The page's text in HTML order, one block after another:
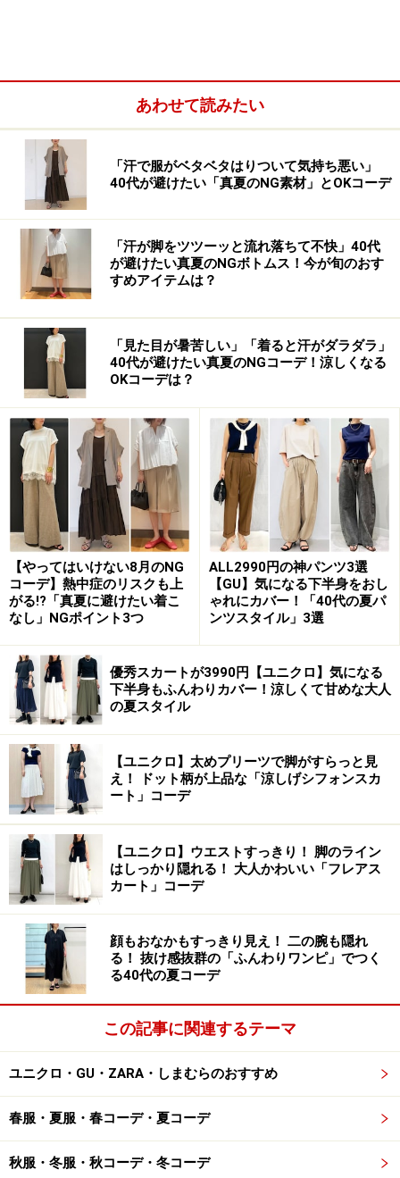
visのプチプラシャツと色を揃えてワントーンコーデに 出
典：WEAR
コーディネートに取り入れやすいハイブランドのアイテ
ムといえば、やっぱりバッグ。中でもエルメスのバッグ
は知らない人がいない、有名アイテムですよね。
でも、こなれ感のあるおしゃれがトレンド全盛の今、エ
ルメスのバッグだけが目立ってしまうようなコーディネ
ートは、ちょっと古い印象になってしまうかも。コンサ
バ派の人に人気が高いイメージのエルメスですが、アラ
フォー女性が今、おしゃれに取り入れるなら、洋服のカ
ラーとバッグのカラーを馴染ませたワントーンコーデは
いかがですか？ 写真のように5000円以下のプチプラシャ
ツとデニムのコーデに、ブルーのバッグで色を合わせる
と、ブランドを強調しすぎず、今っぽく抜け感のある仕
上がりになっておすすめです。
2. カジュアルな秋色コーデにロゴバッグで
アクセントを
シンプルなシャツコーデには、ロゴ入りバッグがアクセント
に 出典：WEAR
プチプラアイテムは、デザインや色使いにはあまり凝っ
ていない分、どこかで見たような雰囲気のアイテムも多
く、シンプルなワンツーコーデだと無難な印象にもなり
やすいという一面も……。そんな時に合わせたいのが、エ
ルメスのロゴ入りバッグ。今、アラフォー世代の女性に
は20代の頃よく見かけた、または今もまだ持っている、
という人も多いであろう、人気のバッグですよね。
エコバッグを持ち歩くのが浸透している今、ラフなサブ
バッグをあえてコーディネートの外し役として選ぶ人も
増えてきています。エルメスのロゴ入りバッグのカジュ
アルな雰囲気も、また新たに今のムードにマッチしてい
るのでおすすめです。ロゴがキャッチーな印象で、今っ
あわせて読みたい
「汗で服がベタベタはりついて気持ち悪い」
40代が避けたい「真夏のNG素材」とOKコーデ
「汗が脚をツツーッと流れ落ちて不快」40代
が避けたい真夏のNGボトムス！今が旬のおす
すめアイテムは？
「見た目が暑苦しい」「着ると汗がダラダラ」
40代が避けたい真夏のNGコーデ！涼しくなる
OKコーデは？
【やってはいけない8月のNG
コーデ】熱中症のリスクも上
がる!?「真夏に避けたい着こ
なし」NGポイント3つ
ALL2990円の神パンツ3選
【GU】気になる下半身をおし
ゃれにカバー！「40代の夏パ
ンツスタイル」3選
優秀スカートが3990円【ユニクロ】気になる
下半身もふんわりカバー！涼しくて甘めな大人
の夏スタイル
【ユニクロ】太めプリーツで脚がすらっと見
え！ ドット柄が上品な「涼しげシフォンスカ
ート」コーデ
【ユニクロ】ウエストすっきり！ 脚のライン
はしっかり隠れる！ 大人かわいい「フレアス
カート」コーデ
顔もおなかもすっきり見え！ 二の腕も隠れ
る！ 抜け感抜群の「ふんわりワンピ」でつく
る40代の夏コーデ
この記事に関連するテーマ
ユニクロ・GU・ZARA・しまむらのおすすめ
春服・夏服・春コーデ・夏コーデ
秋服・冬服・秋コーデ・冬コーデ